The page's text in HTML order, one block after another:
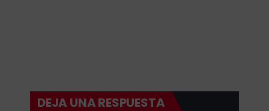
DEJA UNA RESPUESTA